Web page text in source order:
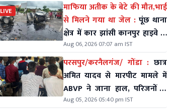
LIVE
माफिया अतीक के बेटे की मौत,भाई
से मिलने गया था जेल : पूंछ थाना
क्षेत्र में कार झांसी कानपुर हाइवे के
डिवाइडर से टकराई
Aug 06, 2026 07:07 am IST
परसपुर/करनैलगंज/ गोंडा : छात्र
अमित यादव से मारपीट मामले में
ABVP ने जाना हाल, परिजनों से
की मुलाकात
Aug 05, 2026 05:40 pm IST